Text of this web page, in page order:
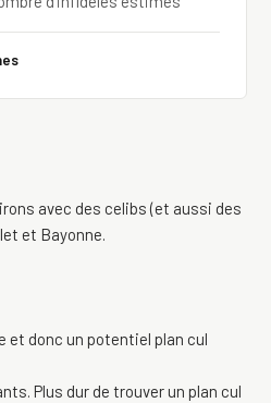
avec des celibs (et aussi des
et Bayonne.
et donc un potentiel plan cul
Plus dur de trouver un plan cul